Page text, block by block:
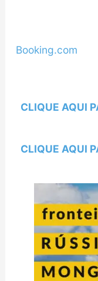
Booking.com
CLIQUE AQUI
CLIQUE AQUI